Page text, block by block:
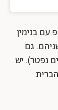
עם בנימין
גם
נפטר). יש